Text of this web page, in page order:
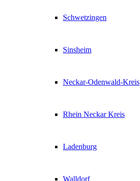
Schwetzingen
Sinsheim
Neckar-Odenwald-Kreis
Rhein Neckar Kreis
Ladenburg
Walldorf